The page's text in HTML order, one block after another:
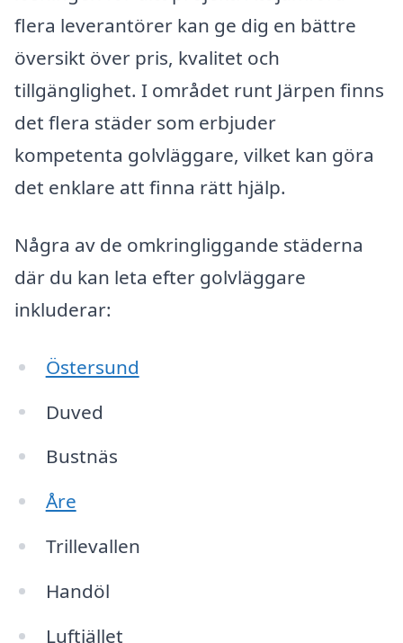
flera leverantörer kan ge dig en bättre
översikt över pris, kvalitet och
tillgänglighet. I området runt Järpen finns
det flera städer som erbjuder
kompetenta golvläggare, vilket kan göra
det enklare att finna rätt hjälp.
Några av de omkringliggande städerna
där du kan leta efter golvläggare
inkluderar:
Östersund
Duved
Bustnäs
Åre
Trillevallen
Handöl
Luftjället